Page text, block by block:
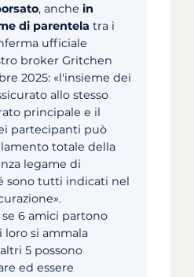
, anche in
di parentela tra i
ufficiale
broker Gritchen
2025: «l'insieme dei
allo stesso
principale e il
partecipanti può
totale della
legame di
sono tutti indicati nel
6 amici partono
loro si ammala
5 possono
ed essere